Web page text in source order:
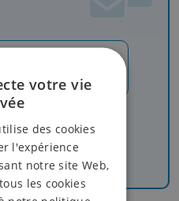
pour ne rien manquer
de nos émissions
votre vie
des cookies
l'expérience
notre site Web,
les cookies